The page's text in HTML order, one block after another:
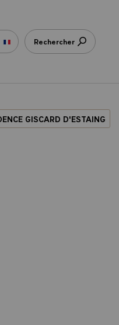
Rechercher
GISCARD D'ESTAING